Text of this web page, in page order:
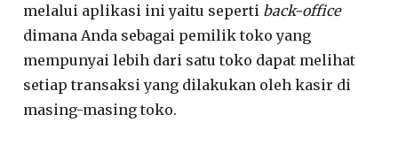
melalui aplikasi ini yaitu seperti back-office
dimana Anda sebagai pemilik toko yang
mempunyai lebih dari satu toko dapat melihat
setiap transaksi yang dilakukan oleh kasir di
masing-masing toko.